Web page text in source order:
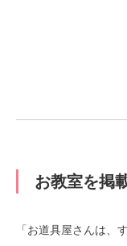
お教室を掲
「お道具屋さんは、